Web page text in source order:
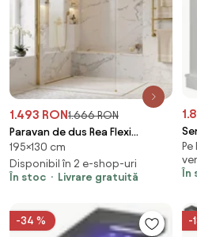
1.493 RON1.666 RON
Paravan de dus Rea Flexi
Transparent / Gold 130
195×130 cm
Disponibil în 2 e-shop-uri
În stoc
Livrare gratuită
În
-34 % -